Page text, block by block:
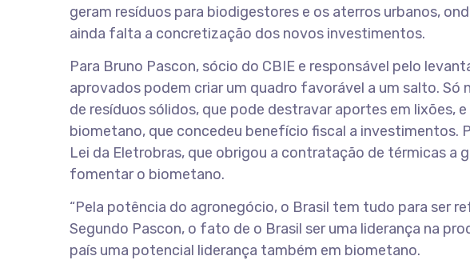
geram resíduos para biodigestores e os aterros urbanos,
ainda falta a concretização dos novos investimentos.
Para Bruno Pascon, sócio do CBIE e responsável pelo
aprovados podem criar um quadro favorável a um salto. Só
de resíduos sólidos, que pode destravar aportes em lixões,
biometano, que concedeu benefício fiscal a investimentos.
Lei da Eletrobras, que obrigou a contratação de térmicas a
fomentar o biometano.
“Pela potência do agronegócio, o Brasil tem tudo para ser
Segundo Pascon, o fato de o Brasil ser uma liderança na
país uma potencial liderança também em biometano.